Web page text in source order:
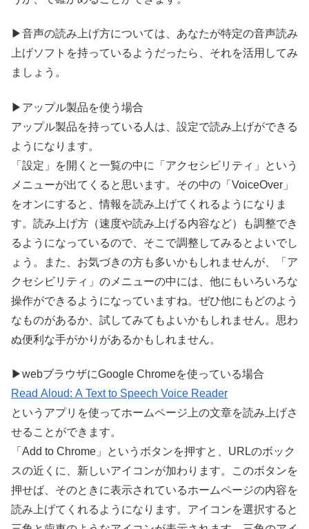
▶音声の読み上げ方については、あなたが特定の音声読み
上げソフトを持っているようだったら、それを活用してみ
ましょう。
▶アップル製品を使う場合
アップル製品を持っている人は、設定で読み上げができる
ようになります。
「設定」を開くと一覧の中に「アクセシビリティ」という
メニューが出てくると思います。その中の「VoiceOver」
をオンにすると、情報を読み上げてくれるようになりま
す。読み上げ方（速度や読み上げる内容など）も調整でき
るようになっているので、そこで調整してみるとよいでし
ょう。また、お気づきの方も多いかもしれませんが、「ア
クセシビリティ」のメニューの中には、他にもいろいろな
操作ができるようになっていますね。ぜひ他にもどのよう
なものがあるか、試してみてもよいかもしれません。思わ
ぬ便利な手がかりがあるかもしれません。
▶webブラウザにGoogle Chromeを使っている場合
Read Aloud: A Text to Speech Voice Reader
というアプリを使ってホームページ上の文章を読み上げさ
せることができます。
「Add to Chrome」というボタンを押すと、URLのボック
スの近くに、新しいアイコンが加わります。このボタンを
押せば、そのときに表示されているホームページの内容を
読み上げてくれるようになります。アイコンを選択すると